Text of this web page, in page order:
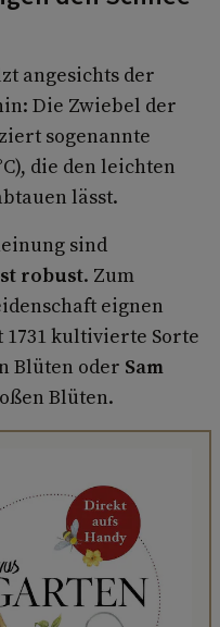
angesichts der
Die Zwiebel der
sogenannte
die den leichten
lässt.
sind
robust. Zum
eignen
kultivierte Sorte
Blüten oder Sam
Blüten.